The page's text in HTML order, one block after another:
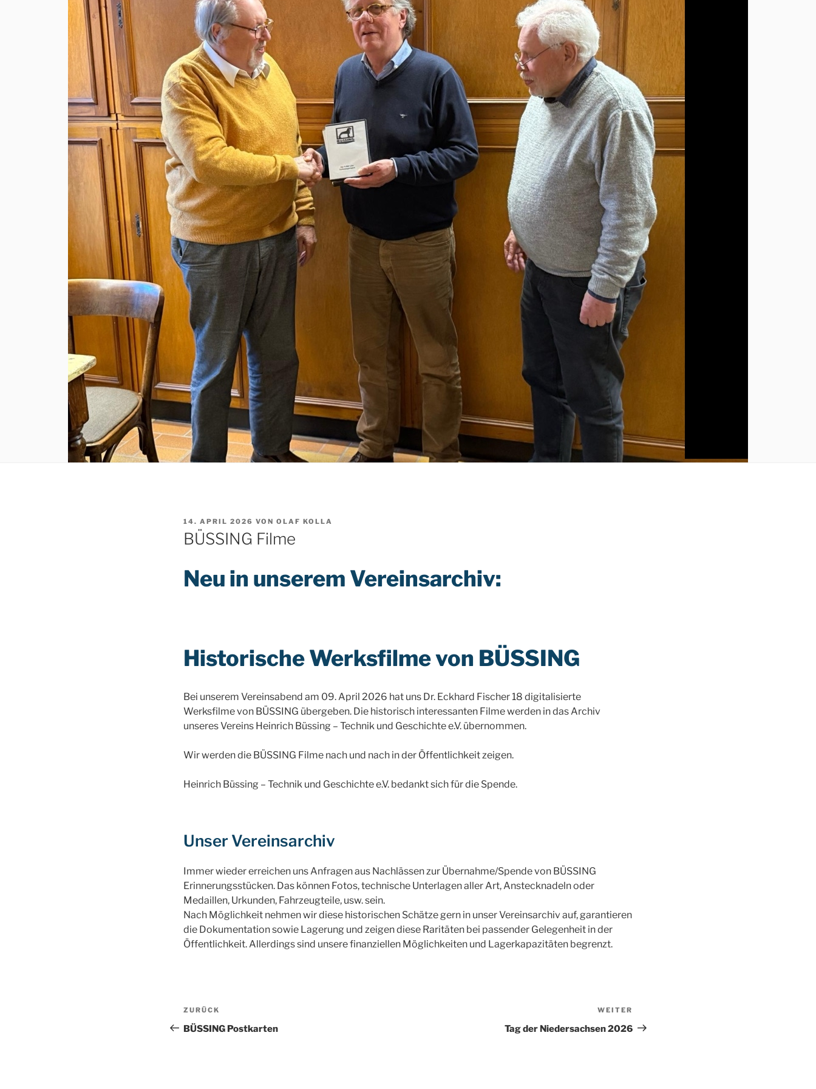
VERÖFFENTLICHT
AM
14. APRIL 2026 VON OLAF KOLLA
BÜSSING Filme
Neu in unserem Vereinsarchiv:
Historische Werksfilme von BÜSSING
Bei unserem Vereinsabend am 09. April 2026 hat uns Dr. Eckhard Fischer 18 digitalisierte
Werksfilme von BÜSSING übergeben. Die historisch interessanten Filme werden in das Archiv
unseres Vereins Heinrich Büssing – Technik und Geschichte e.V. übernommen.
Wir werden die BÜSSING Filme nach und nach in der Öffentlichkeit zeigen.
Heinrich Büssing – Technik und Geschichte e.V. bedankt sich für die Spende.
Unser Vereinsarchiv
Immer wieder erreichen uns Anfragen aus Nachlässen zur Übernahme/Spende von BÜSSING
Erinnerungsstücken. Das können Fotos, technische Unterlagen aller Art, Anstecknadeln oder
Medaillen, Urkunden, Fahrzeugteile, usw. sein.
Nach Möglichkeit nehmen wir diese historischen Schätze gern in unser Vereinsarchiv auf, garantieren
die Dokumentation sowie Lagerung und zeigen diese Raritäten bei passender Gelegenheit in der
Öffentlichkeit. Allerdings sind unsere finanziellen Möglichkeiten und Lagerkapazitäten begrenzt.
Beitragsnavigation
Vorheriger
Beitrag
ZURÜCK
BÜSSING Postkarten
Beitrag
WEITER
Tag der Niedersachsen 2026